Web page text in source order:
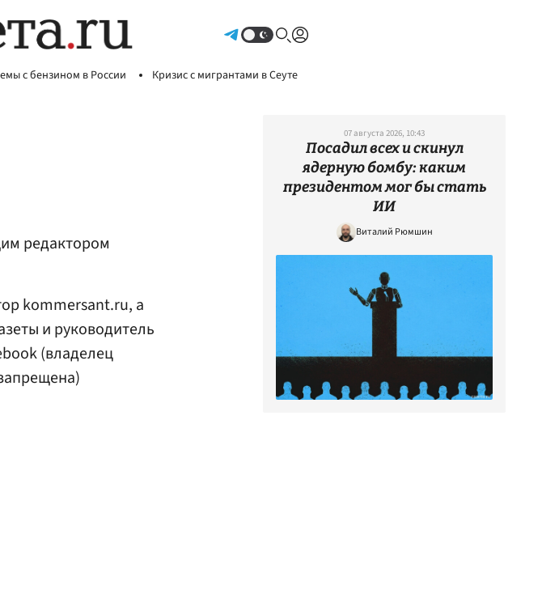
с бензином в России Кризис с мигрантами в Сеуте
редактором
kommersant.ru, а
и руководитель
(владелец
07 августа 2026, 10:43
Посадил всех и скинул
ядерную бомбу: каким
президентом мог бы стать
ИИ
Виталий Рюмшин